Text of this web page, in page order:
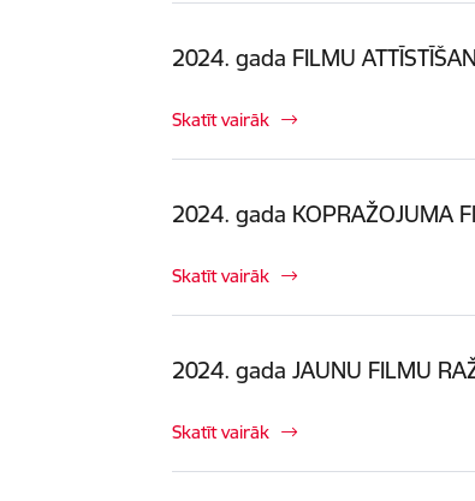
2024. gada FILMU
Skatīt vairāk
2024. gada KOPRAŽOJUMA
Skatīt vairāk
2024. gada JAUNU FILMU
Skatīt vairāk